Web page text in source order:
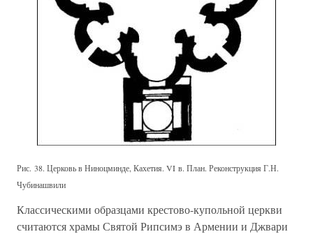
Рис. 38. Церковь в Ниноцминде, Кахетия. VI в. План. Реконструкция Г.Н.
Чубинашвили
Классическими образцами крестово-купольной церкви
считаются храмы Святой Рипсимэ в Армении и Джвари